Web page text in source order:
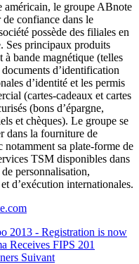
américain, le groupe ABnote
confiance dans le
possède des filiales en
Ses principaux produits
bande magnétique (telles
d’identification
d’identité et les permis
(cartes-cadeaux et cartes
(bons d’épargne,
et chèques). Le groupe se
dans la fourniture de
notamment sa plate-forme de
TSM disponibles dans
personnalisation,
d’exécution internationales.
2013 - Registration is now
Receives FIPS 201
Suivant